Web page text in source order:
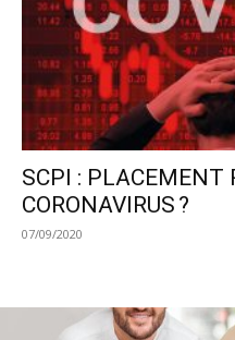
SCPI : PLACEMENT
CORONAVIRUS ?
07/09/2020